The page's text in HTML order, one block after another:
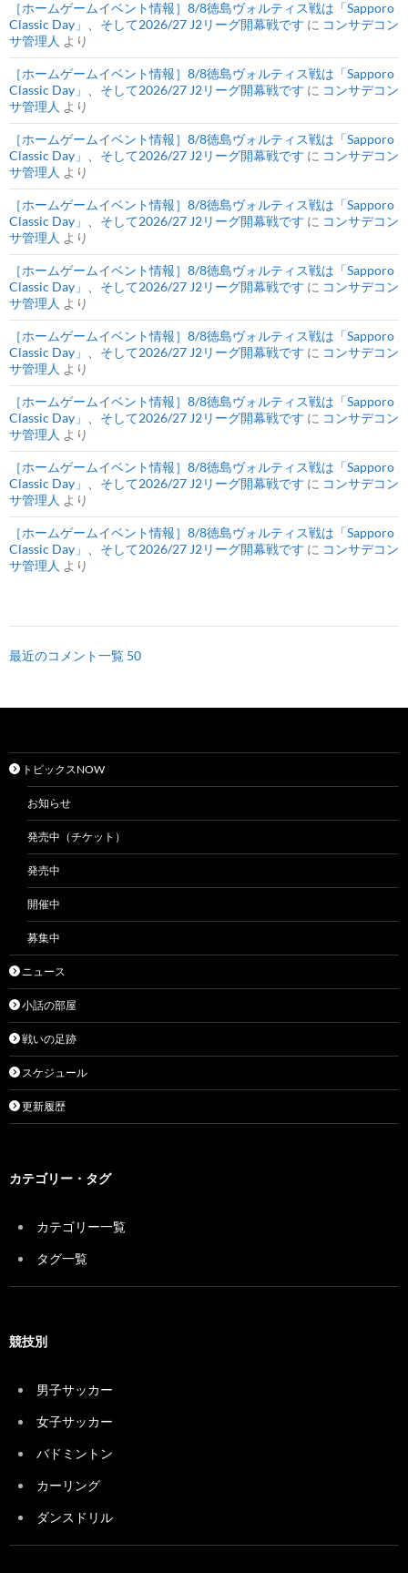
［ホームゲームイベント情報］8/8徳島ヴォルティス戦は「Sapporo
Classic Day」、そして2026/27 J2リーグ開幕戦です に コンサデコン
サ管理人 より
［ホームゲームイベント情報］8/8徳島ヴォルティス戦は「Sapporo
Classic Day」、そして2026/27 J2リーグ開幕戦です に コンサデコン
サ管理人 より
［ホームゲームイベント情報］8/8徳島ヴォルティス戦は「Sapporo
Classic Day」、そして2026/27 J2リーグ開幕戦です に コンサデコン
サ管理人 より
［ホームゲームイベント情報］8/8徳島ヴォルティス戦は「Sapporo
Classic Day」、そして2026/27 J2リーグ開幕戦です に コンサデコン
サ管理人 より
［ホームゲームイベント情報］8/8徳島ヴォルティス戦は「Sapporo
Classic Day」、そして2026/27 J2リーグ開幕戦です に コンサデコン
サ管理人 より
［ホームゲームイベント情報］8/8徳島ヴォルティス戦は「Sapporo
Classic Day」、そして2026/27 J2リーグ開幕戦です に コンサデコン
サ管理人 より
［ホームゲームイベント情報］8/8徳島ヴォルティス戦は「Sapporo
Classic Day」、そして2026/27 J2リーグ開幕戦です に コンサデコン
サ管理人 より
［ホームゲームイベント情報］8/8徳島ヴォルティス戦は「Sapporo
Classic Day」、そして2026/27 J2リーグ開幕戦です に コンサデコン
サ管理人 より
［ホームゲームイベント情報］8/8徳島ヴォルティス戦は「Sapporo
Classic Day」、そして2026/27 J2リーグ開幕戦です に コンサデコン
サ管理人 より
最近のコメント一覧 50
トピックスNOW
お知らせ
発売中（チケット）
発売中
開催中
募集中
ニュース
小話の部屋
戦いの足跡
スケジュール
更新履歴
カテゴリー・タグ
カテゴリー一覧
タグ一覧
競技別
男子サッカー
女子サッカー
バドミントン
カーリング
ダンスドリル